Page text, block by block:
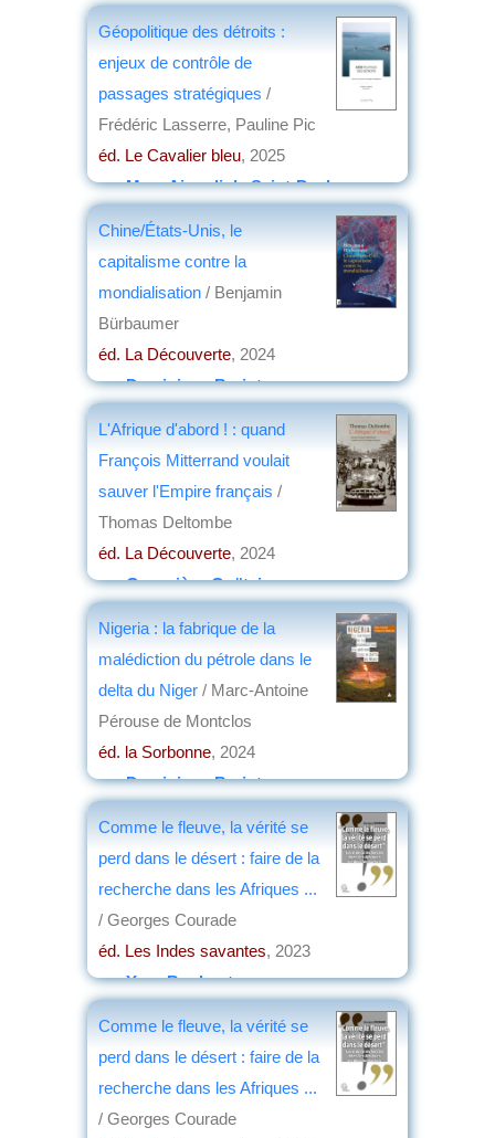
Géopolitique des détroits :
enjeux de contrôle de
passages stratégiques /
Frédéric Lasserre, Pauline Pic
éd. Le Cavalier bleu, 2025
parMarc Aicardi de Saint-Paul
Chine/États-Unis, le
capitalisme contre la
mondialisation / Benjamin
Bürbaumer
éd. La Découverte, 2024
parDominique Barjot
L'Afrique d'abord ! : quand
François Mitterrand voulait
sauver l'Empire français /
Thomas Deltombe
éd. La Découverte, 2024
parGeneviève Goëtzinger
Nigeria : la fabrique de la
malédiction du pétrole dans le
delta du Niger / Marc-Antoine
Pérouse de Montclos
éd. la Sorbonne, 2024
parDominique Barjot
Comme le fleuve, la vérité se
perd dans le désert : faire de la
recherche dans les Afriques ...
/ Georges Courade
éd. Les Indes savantes, 2023
parYves Boulvert
Comme le fleuve, la vérité se
perd dans le désert : faire de la
recherche dans les Afriques ...
/ Georges Courade